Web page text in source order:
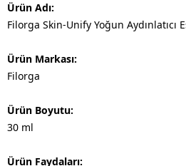
Ürün Adı:
Filorga Skin-Unify Yoğun Aydınlatıcı
Ürün Markası:
Filorga
Ürün Boyutu:
30 ml
Ürün Faydaları: